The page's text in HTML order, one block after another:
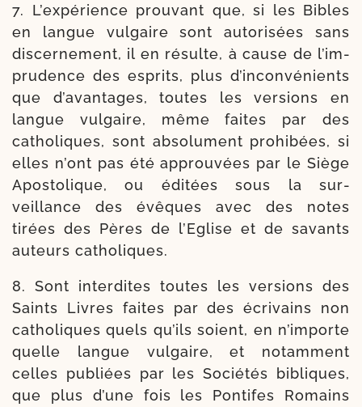
7. L’expérience prou­vant que, si les Bibles
en langue vul­gaire sont auto­ri­sées sans
dis­cer­ne­ment, il en résulte, à cause de l’im­
prudence des esprits, plus d’in­con­vé­nients
que d’avantages, toutes les ver­sions en
langue vul­gaire, même faites par des
catho­liques, sont abso­lu­ment pro­hi­bées, si
elles n’ont pas été approu­vées par le Siège
Apostolique, ou édi­tées sous la sur­
veillance des évêques avec des notes
tirées des Pères de l’Eglise et de savants
auteurs catholiques.
8. Sont inter­dites toutes les ver­sions des
Saints Livres faites par des écri­vains non
catho­liques quels qu’ils soient, en n’importe
quelle langue vul­gaire, et notam­ment
celles publiées par les Sociétés bibliques,
que plus d’une fois les Pontifes Romains